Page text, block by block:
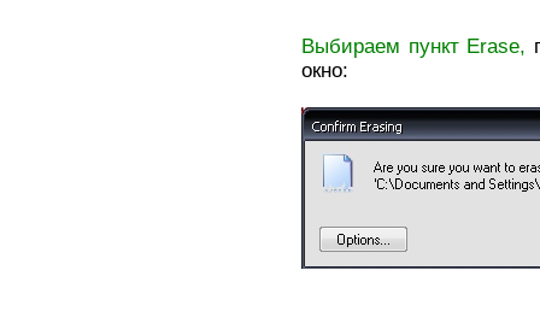
Выбираем пункт Erase,
окно: